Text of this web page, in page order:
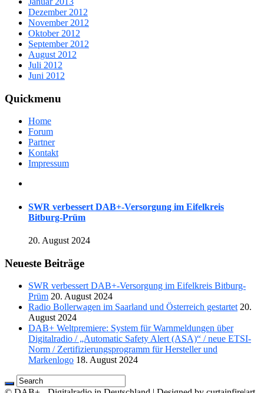
Dezember 2012
November 2012
Oktober 2012
September 2012
August 2012
Juli 2012
Juni 2012
Quickmenu
Home
Forum
Partner
Kontakt
Impressum
SWR verbessert DAB+-Versorgung im Eifelkreis
Bitburg-Prüm
20. August 2024
Neueste Beiträge
SWR verbessert DAB+-Versorgung im Eifelkreis Bitburg-
Prüm 20. August 2024
Radio Bollerwagen im Saarland und Österreich gestartet 20.
August 2024
DAB+ Weltpremiere: System für Warnmeldungen über
Digitalradio / „Automatic Safety Alert (ASA)“ / neue ETSI-
Norm / Zertifizierungsprogramm für Hersteller und
Markenlogo 18. August 2024